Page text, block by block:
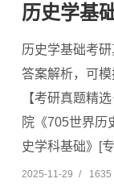
历史学基
历史学基础考
答案解析，可
【考研真题精
院《705世界历
史学科基础》[
2025-11-29 / 1635